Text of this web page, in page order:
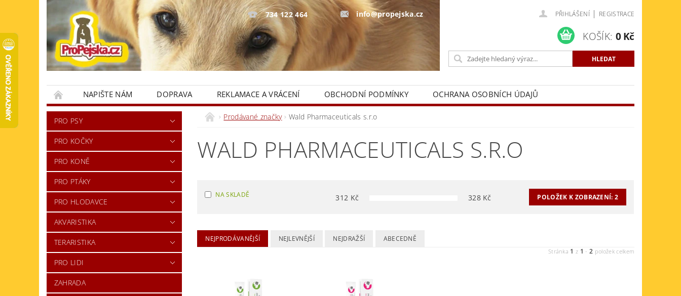
734 122 464 info@propejska.cz PŘIHLÁŠENÍ | REGISTRACE
KOŠÍK: 0 Kč
NAPIŠTE NÁM DOPRAVA REKLAMACE A VRÁCENÍ OBCHODNÍ PODMÍNKY
OCHRANA OSOBNÍCH ÚDAJŮ
KONTAKTY
PRO PSY
PRO KOČKY
PRO KONĚ
PRO PTÁKY
PRO HLODAVCE
AKVARISTIKA
TERARISTIKA
PRO LIDI
ZAHRADA
Prodávané značky Wald Pharmaceuticals s.r.o
WALD PHARMACEUTICALS S.R.O
NA SKLADĚ 312 Kč 328Kč POLOŽEK K ZOBRAZENÍ:2
NEJPRODÁVANĚJŠÍ NEJLEVNĚJŠÍ NEJDRAŽŠÍ ABECEDNĚ
Stránka 1 z 1 -2 položek celkem